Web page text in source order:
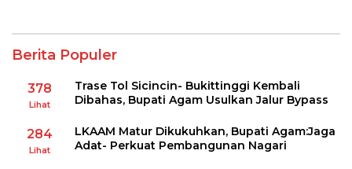
Berita Populer
378
Lihat
Trase Tol Sicincin- Bukittinggi Kembali
Dibahas, Bupati Agam Usulkan Jalur Bypass
284
Lihat
LKAAM Matur Dikukuhkan, Bupati Agam:Jaga
Adat- Perkuat Pembangunan Nagari